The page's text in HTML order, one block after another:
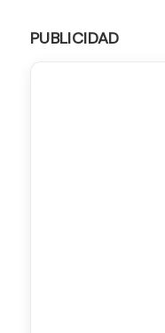
PUBLICIDAD